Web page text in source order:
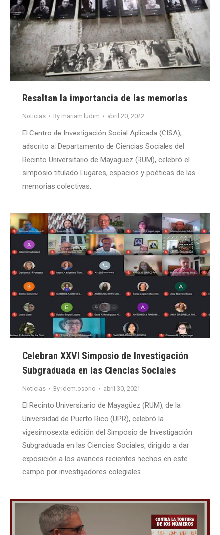
Resaltan la importancia de las memorias
Noticias By mariam.ludim abril 20, 2022
El Centro de Investigación Social Aplicada (CISA),
adscrito al Departamento de Ciencias Sociales del
Recinto Universitario de Mayagüez (RUM), celebró el
simposio titulado Lugares, espacios y poéticas de las
memorias colectivas.
Celebran XXVI Simposio de Investigación
Subgraduada en las Ciencias Sociales
Noticias By idem.osorio abril 30, 2021
El Recinto Universitario de Mayagüez (RUM), de la
Universidad de Puerto Rico (UPR), celebró la
vigesimosexta edición del Simposio de Investigación
Subgraduada en las Ciencias Sociales, dirigido a dar
exposición a los avances recientes hechos en este
campo por investigadores colegiales.